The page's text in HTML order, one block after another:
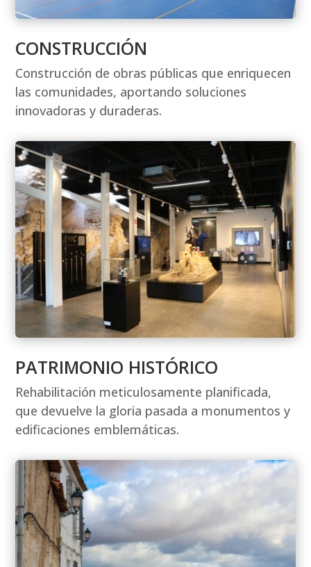
CONSTRUCCIÓN
Construcción de obras públicas que enriquecen
las comunidades, aportando soluciones
innovadoras y duraderas.
PATRIMONIO HISTÓRICO
Rehabilitación meticulosamente planificada,
que devuelve la gloria pasada a monumentos y
edificaciones emblemáticas.